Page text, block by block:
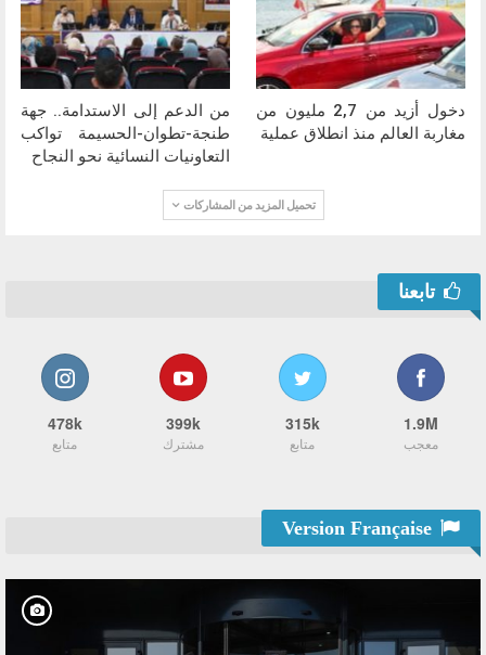
دخول أزيد من 2,7 مليون من
مغاربة العالم منذ انطلاق عملية
من الدعم إلى الاستدامة.. جهة
طنجة-تطوان-الحسيمة تواكب
التعاونيات النسائية نحو النجاح
تحميل المزيد من المشاركات
تابعنا
1.9M
معجب
315k
متابع
399k
مشترك
478k
متابع